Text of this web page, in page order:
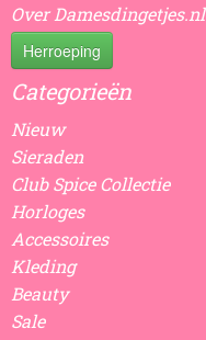
Over Damesdingetjes.nl
Herroeping
Categorieën
Nieuw
Sieraden
Club Spice Collectie
Horloges
Accessoires
Kleding
Beauty
Sale